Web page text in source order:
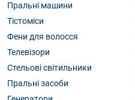
Пральні машини
Тістоміси
Фени для волосся
Телевізори
Стельові світильники
Пральні засоби